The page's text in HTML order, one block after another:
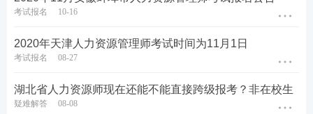
考试报名 10-16
2020年天津人力资源管理师考试时间为11月1日
考试报名 08-27
湖北省人力资源师现在还能不能直接跨级报考？非在校生
疑难解答 08-08